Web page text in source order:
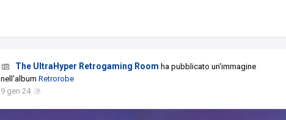
The UltraHyper Retrogaming Room ha pubblicato un'immagine
nell'albumRetrorobe
9 gen 24